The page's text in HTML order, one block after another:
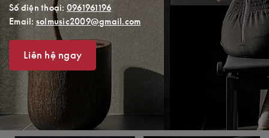
Số điện thoại: 0961961196
Email: solmusic2009@gmail.com
Liên hệ ngay